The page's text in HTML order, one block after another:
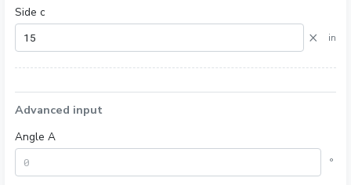
Side c
× in
Advanced input
Angle A
°